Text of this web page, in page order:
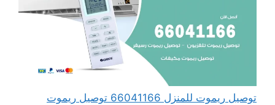
توصيل ريموت للمنزل 66041166 توصيل ريموت